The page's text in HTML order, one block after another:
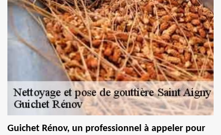
Guichet Rénov, un professionnel à appeler pour